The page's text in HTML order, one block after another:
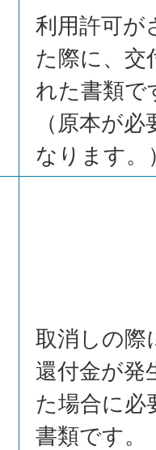
利用許可が
た際に、交
れた書類で
（原本が必
なります。
取消しの際
還付金が発
た場合に必
書類です。